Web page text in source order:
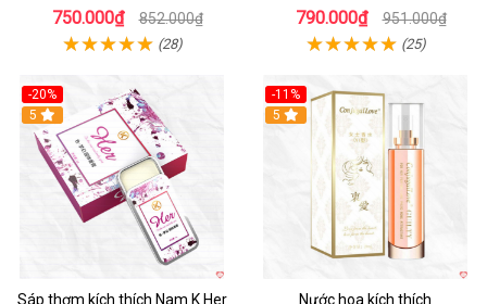
tăng ham muốn quyến rũ mãnh
liệt
750.000₫ 852.000₫
(28)
790.000₫ 951.000₫
(25)
-20%
5
Sáp thơm kích thích Nam K Her
-11%
5
Nước hoa kích thích